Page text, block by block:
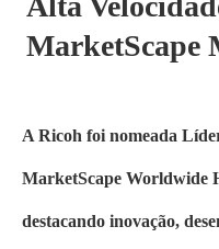
MarketScape
A Ricoh foi nomeada
MarketScape Worldwide
destacando inovação,